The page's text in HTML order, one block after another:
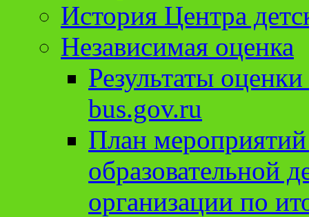
История Центра
Независимая оценка
Результаты
bus.gov.ru
План
образовательной
организации по